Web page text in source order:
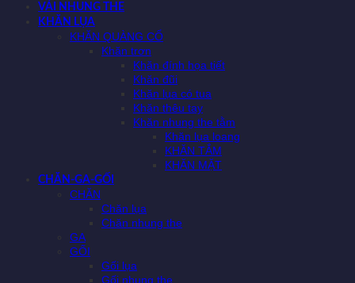
VẢI NHUNG THE
KHĂN LỤA
KHĂN QUÀNG CỔ
Khăn trơn
Khăn đính họa tiết
Khăn đũi
Khăn lụa có tua
Khăn thêu tay
Khăn nhung the tằm
Khăn lụa loang
KHĂN TẮM
KHĂN MẶT
CHĂN-GA-GỐI
CHĂN
Chăn lụa
Chăn nhung the
GA
GỐI
Gối lụa
Gối nhung the